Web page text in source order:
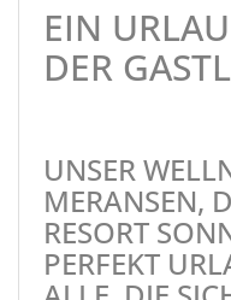
EIN
DER
UNSER
MERANSEN,
RESORT
PERFEKT